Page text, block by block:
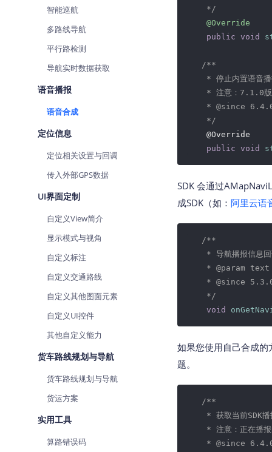
智能巡航
多路线导航
平行路检测
导航实时数据获取
语音播报
语音合成
定位信息
定位相关设置与回调
传入外部GPS数据
UI界面定制
自定义View简介
显示模式与视角
自定义标注
自定义交通路线
自定义其他图面元素
自定义UI控件
其他自定义能力
货车路线规划与导航
货车路线规划与导航
货运方案
实用工具
算路错误码
    */
@Override
public void
/**
* 停止内置语音播
* 注意：7.1.0版
* @since
    */
    @Override
public void
SDK 会通过
成SDK（如： 阿里云语
/**
* 导航播报信息回
    *
@param text
    *
@since
    */
void
如果您使用自己合成
题。
/**
* 获取当前SDK播
* 注意：正在播报
    *
@since